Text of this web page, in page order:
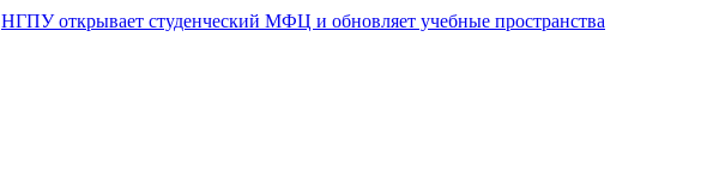
НГПУ открывает студенческий МФЦ и обновляет учебные пространства